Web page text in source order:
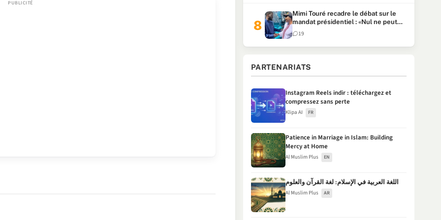
Mimi Touré recadre le débat sur le
mandat présidentiel : «Nul ne peut
faire plus de deux mandats
consécutifs de 5 ans»
19
PARTENARIATS
Instagram Reels indir : téléchargez et
compressez sans perte
Klipa AI FR
Patience in Marriage in Islam: Building
Mercy at Home
Al Muslim Plus EN
اللغة العربية في الإسلام: لغة القرآن والعلوم
Al Muslim Plus AR